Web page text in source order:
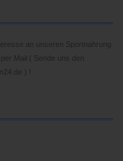
an unseren Sportnahrung
Mail ( Sende uns den
) !